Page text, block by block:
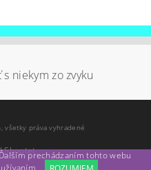
niekym zo zvyku
, všetky práva vyhradené
Shoptetprechádzaním tohto webu